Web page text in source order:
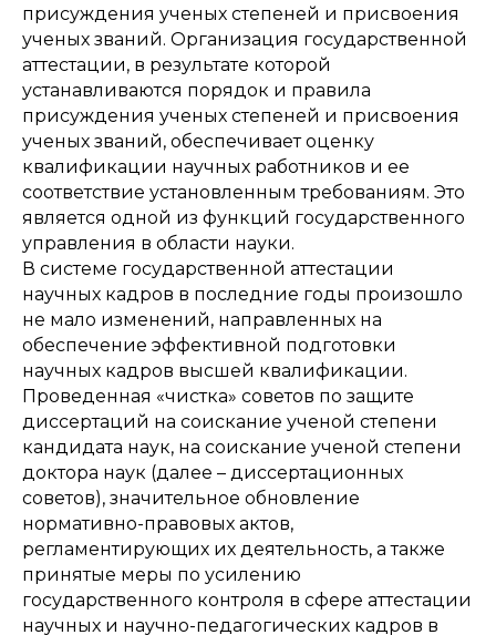
присуждения ученых степеней и присвоения
ученых званий. Организация государственной
аттестации, в результате которой
устанавливаются порядок и правила
присуждения ученых степеней и присвоения
ученых званий, обеспечивает оценку
квалификации научных работников и ее
соответствие установленным требованиям. Это
является одной из функций государственного
управления в области науки.
В системе государственной аттестации
научных кадров в последние годы произошло
не мало изменений, направленных на
обеспечение эффективной подготовки
научных кадров высшей квалификации.
Проведенная «чистка» советов по защите
диссертаций на соискание ученой степени
кандидата наук, на соискание ученой степени
доктора наук (далее – диссертационных
советов), значительное обновление
нормативно-правовых актов,
регламентирующих их деятельность, а также
принятые меры по усилению
государственного контроля в сфере аттестации
научных и научно-педагогических кадров в